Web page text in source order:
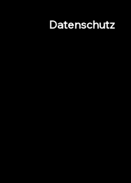
Datenschutz